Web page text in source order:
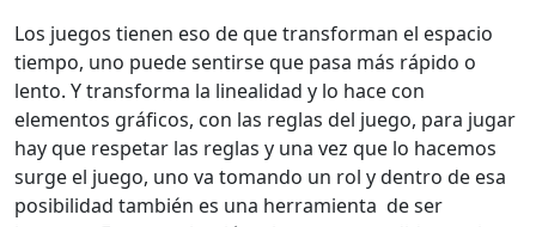
Los juegos tienen eso de que transforman el espacio
tiempo, uno puede sentirse que pasa más rápido o
lento. Y transforma la linealidad y lo hace con
elementos gráficos, con las reglas del juego, para jugar
hay que respetar las reglas y una vez que lo hacemos
surge el juego, uno va tomando un rol y dentro de esa
posibilidad también es una herramienta de ser